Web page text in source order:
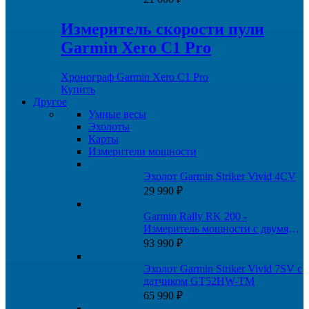
Измеритель скорости пули
Garmin Xero C1 Pro
Хронограф Garmin Xero C1 Pro
Купить
Другое
Умные весы
Эхолоты
Карты
Измерители мощности
Эхолот Garmin Striker Vivid 4CV
29 990 ₽
Garmin Rally RK 200 -
Измеритель мощности с двумя
датчиками
93 990 ₽
Эхолот Garmin Striker Vivid 7SV с
датчиком GT52HW-TM
65 990 ₽